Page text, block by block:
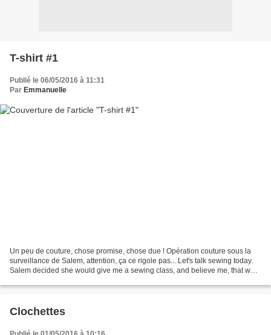
T-shirt #1
Publié le 06/05/2016 à 11:31
Par Emmanuelle
Un peu de couture, chose promise, chose due ! Opération couture sous la
surveillance de Salem, attention, ça ce rigole pas... Let's talk sewing today.
Salem decided she would give me a sewing class, and believe me, that was
Clochettes